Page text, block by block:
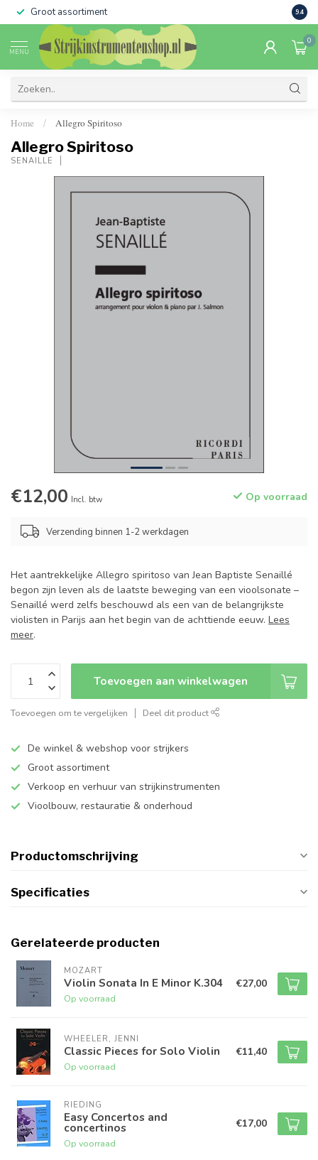
Groot assortiment 9.4
MENU
0
Home / Allegro Spiritoso
Allegro Spiritoso
SENAILLÉ
€12,00 Incl. btw Op voorraad
Verzending binnen 1-2 werkdagen
Het aantrekkelijke Allegro spiritoso van Jean Baptiste Senaillé
begon zijn leven als de laatste beweging van een vioolsonate –
Senaillé werd zelfs beschouwd als een van de belangrijkste
violisten in Parijs aan het begin van de achttiende eeuw. Lees
meer.
Toevoegen aan winkelwagen
Toevoegen om te vergelijken Deel dit product
De winkel & webshop voor strijkers
Groot assortiment
Verkoop en verhuur van strijkinstrumenten
Vioolbouw, restauratie & onderhoud
Productomschrijving
Specificaties
Gerelateerde producten
MOZART
Violin Sonata In E Minor K.304
Op voorraad
€27,00
WHEELER, JENNI
Classic Pieces for Solo Violin
Op voorraad
€11,40
RIEDING
Easy Concertos and
concertinos
Op voorraad
€17,00